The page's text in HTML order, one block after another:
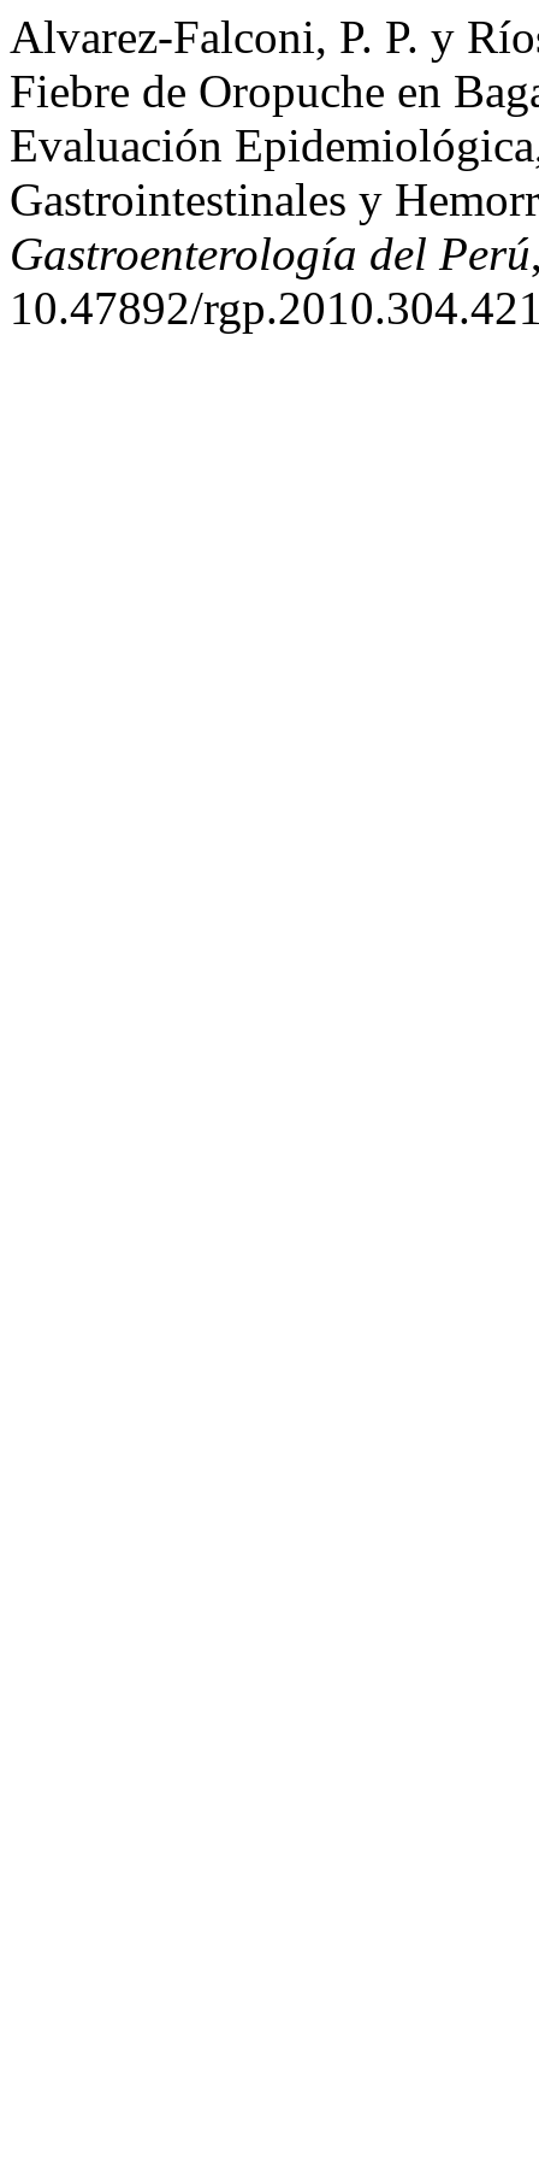
Alvarez-Falconi, P. P. y
Fiebre de Oropuche en
Evaluación
Gastrointestinales y
Gastroenterología del Perú
10.47892/